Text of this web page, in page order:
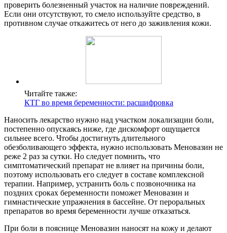
проверить болезненный участок на наличие повреждений.
Если они отсутствуют, то смело используйте средство, в
противном случае откажитесь от него до заживления кожи.
Читайте также:
КТГ во время беременности: расшифровка
Наносить лекарство нужно над участком локализации боли,
постепенно опускаясь ниже, где дискомфорт ощущается
сильнее всего. Чтобы достигнуть длительного
обезболивающего эффекта, нужно использовать Меновазин не
реже 2 раз за сутки. Но следует помнить, что
симптоматический препарат не влияет на причины боли,
поэтому использовать его следует в составе комплексной
терапии. Например, устранить боль с позвоночника на
поздних сроках беременности поможет Меновазин и
гимнастические упражнения в бассейне. От пероральных
препаратов во время беременности лучше отказаться.
При боли в пояснице Меновазин наносят на кожу и делают